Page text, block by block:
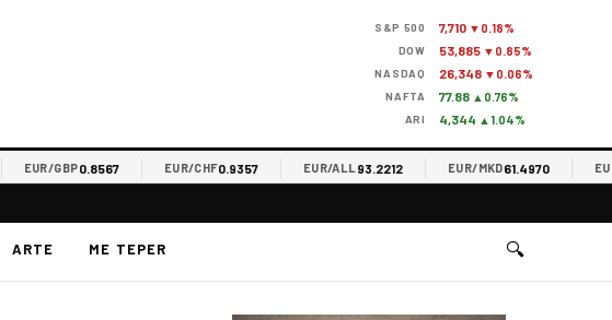
S&P 500 7,710 ▼0.18%
DOW 53,885 ▼0.85%
NASDAQ 26,348 ▼0.06%
NAFTA 77.88 ▲0.76%
ARI 4,344 ▲1.04%
EUR/GBP0.8567 EUR/CHF0.9357 EUR/ALL93.2212 EUR/MKD61.4970 EUR/
ARTE ME TEPER 🔍